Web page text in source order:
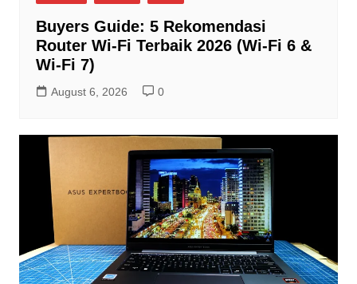
Buyers Guide: 5 Rekomendasi
Router Wi-Fi Terbaik 2026 (Wi-Fi 6 &
Wi-Fi 7)
August 6, 2026 0